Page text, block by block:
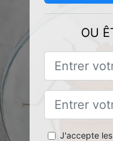
OU
J'accepte les